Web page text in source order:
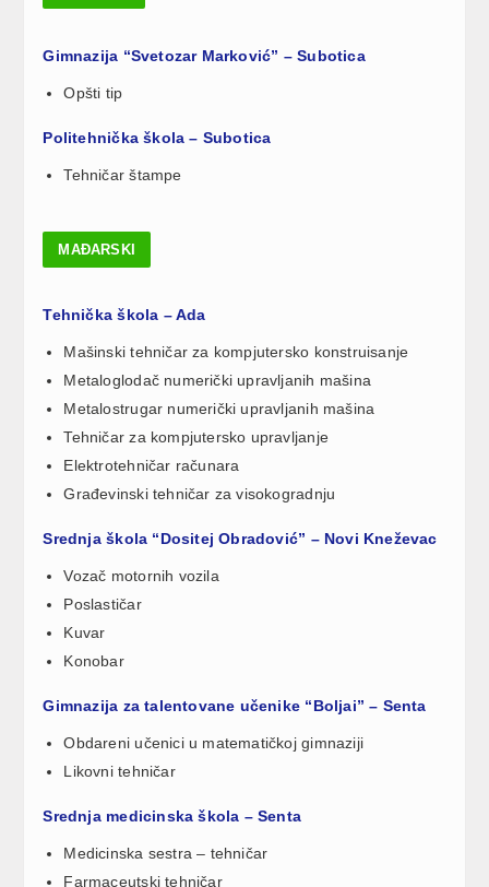
Gimnazija “Svetozar Marković” – Subotica
Opšti tip
Politehnička škola – Subotica
Tehničar štampe
MAĐARSKI
Tehnička škola – Ada
Mašinski tehničar za kompjutersko konstruisanje
Metaloglodač numerički upravljanih mašina
Metalostrugar numerički upravljanih mašina
Tehničar za kompjutersko upravljanje
Elektrotehničar računara
Građevinski tehničar za visokogradnju
Srednja škola “Dositej Obradović” – Novi Kneževac
Vozač motornih vozila
Poslastičar
Kuvar
Konobar
Gimnazija za talentovane učenike “Boljai” – Senta
Obdareni učenici u matematičkoj gimnaziji
Likovni tehničar
Srednja medicinska škola – Senta
Medicinska sestra – tehničar
Farmaceutski tehničar